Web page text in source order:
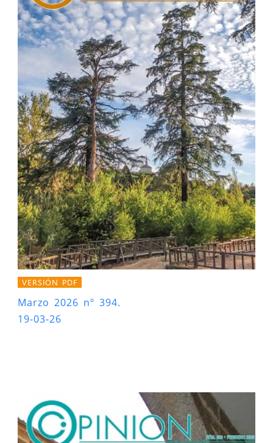
VERSIÓN PDF
Marzo 2026 nº 394.
19-03-26